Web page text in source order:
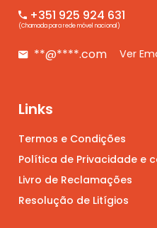
+351 925 924 631
(Chamada para rede móvel nacional)
**@****.com Ver
Links
Termos e Condições
Política de Privacidade e
Livro de Reclamações
Resolução de Litígios